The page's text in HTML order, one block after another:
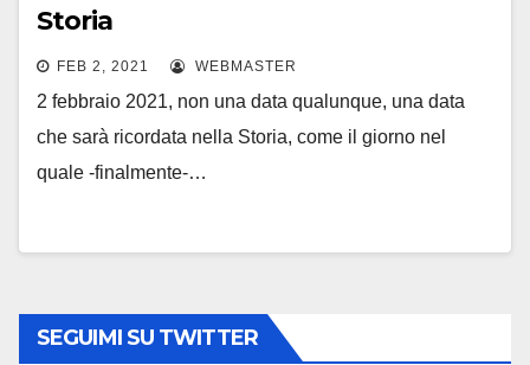
Storia
FEB 2, 2021 WEBMASTER
2 febbraio 2021, non una data qualunque, una data
che sarà ricordata nella Storia, come il giorno nel
quale -finalmente-…
SEGUIMI SU TWITTER